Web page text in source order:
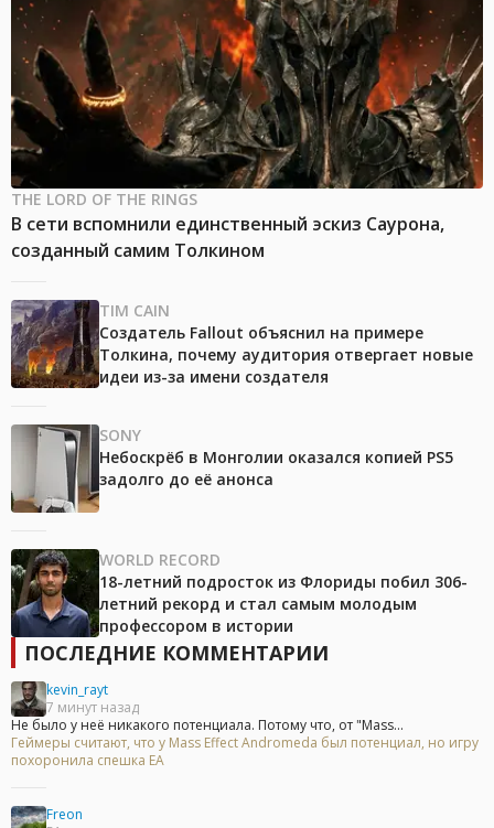
THE LORD OF THE RINGS
В сети вспомнили единственный эскиз Саурона,
созданный самим Толкином
TIM CAIN
Создатель Fallout объяснил на примере
Толкина, почему аудитория отвергает новые
идеи из-за имени создателя
SONY
Небоскрёб в Монголии оказался копией PS5
задолго до её анонса
WORLD RECORD
18-летний подросток из Флориды побил 306-
летний рекорд и стал самым молодым
профессором в истории
ПОСЛЕДНИЕ КОММЕНТАРИИ
kevin_rayt
7 минут назад
Не было у неё никакого потенциала. Потому что, от "Mass...
Геймеры считают, что у Mass Effect Andromeda был потенциал, но игру
похоронила спешка EA
Freon